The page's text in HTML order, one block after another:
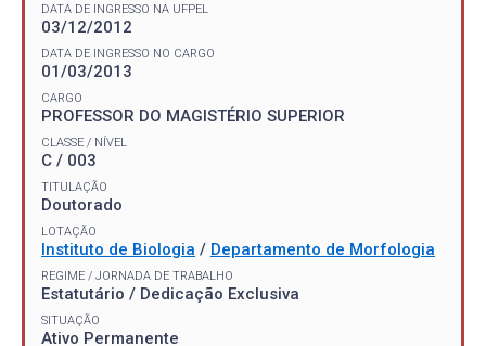
DATA DE INGRESSO NA UFPEL
03/12/2012
DATA DE INGRESSO NO CARGO
01/03/2013
CARGO
PROFESSOR DO MAGISTÉRIO SUPERIOR
CLASSE / NÍVEL
C / 003
TITULAÇÃO
Doutorado
LOTAÇÃO
Instituto de Biologia / Departamento de Morfologia
REGIME / JORNADA DE TRABALHO
Estatutário / Dedicação Exclusiva
SITUAÇÃO
Ativo Permanente